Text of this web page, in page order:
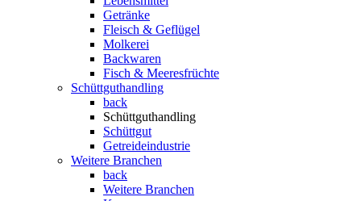
Getränke
Fleisch & Geflügel
Molkerei
Backwaren
Fisch & Meeresfrüchte
Schüttguthandling
back
Schüttguthandling
Schüttgut
Getreideindustrie
Weitere Branchen
back
Weitere Branchen